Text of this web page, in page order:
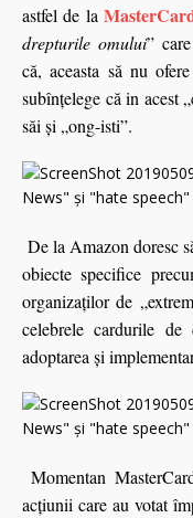
astfel de la
drepturile omului”
că, aceasta să nu
subînţelege că in acest
săi şi „ong-isti”.
De la Amazon doresc
obiecte specifice
organizaţilor de
celebrele cardurile de
adoptarea şi
Momentan
acţiunii care au votat